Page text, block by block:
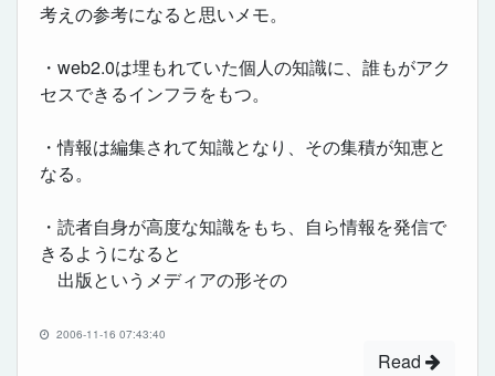
考えの参考になると思いメモ。
・web2.0は埋もれていた個人の知識に、誰もがアク
セスできるインフラをもつ。
・情報は編集されて知識となり、その集積が知恵と
なる。
・読者自身が高度な知識をもち、自ら情報を発信で
きるようになると
出版というメディアの形その
2006-11-16 07:43:40
Read